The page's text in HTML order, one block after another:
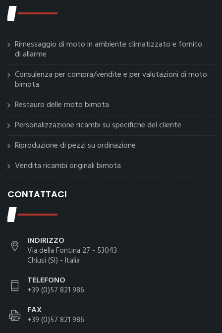
Rimessaggio di moto in ambiente climatizzato e fornito
di allarme
Consulenza per compra/vendite e per valutazioni di moto
bimota
Restauro delle moto bimota
Personalizzazione ricambi su specifiche del cliente
Riproduzione di pezzi su ordinazione
Vendita ricambi originali bimota
CONTATTACI
INDIRIZZO
Via della Fontina 27 - 53043
Chiusi (SI) - Italia
TELEFONO
+39 (0)57 821 986
FAX
+39 (0)57 821 986